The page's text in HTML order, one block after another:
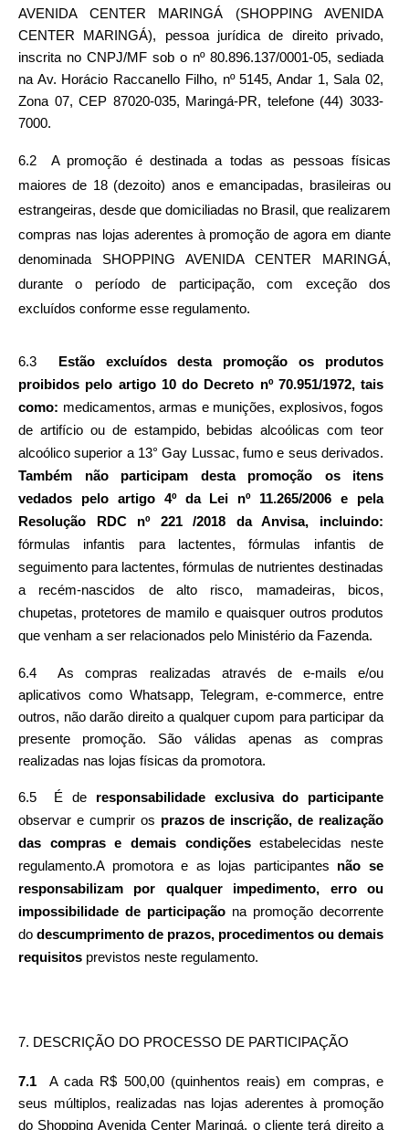
AVENIDA CENTER MARINGÁ (SHOPPING AVENIDA
CENTER MARINGÁ), pessoa jurídica de direito privado,
inscrita no CNPJ/MF sob o nº 80.896.137/0001-05, sediada
na Av. Horácio Raccanello Filho, nº 5145, Andar 1, Sala 02,
Zona 07, CEP 87020-035, Maringá-PR, telefone (44) 3033-
7000.
6.2  A promoção é destinada a todas as pessoas físicas
maiores de 18 (dezoito) anos e emancipadas, brasileiras ou
estrangeiras, desde que domiciliadas no Brasil, que realizarem
compras nas lojas aderentes à promoção de agora em diante
denominada SHOPPING AVENIDA CENTER MARINGÁ,
durante o período de participação, com exceção dos
excluídos conforme esse regulamento.
6.3
Estão excluídos desta promoção os produtos
proibidos pelo artigo 10 do Decreto nº 70.951/1972, tais
como: medicamentos, armas e munições, explosivos, fogos
de artifício ou de estampido, bebidas alcoólicas com teor
Também não participam desta promoção os itens
vedados pelo artigo 4º da Lei nº 11.265/2006 e pela
fórmulas infantis para lactentes, fórmulas infantis de
seguimento para lactentes, fórmulas de nutrientes destinadas
a recém-nascidos de alto risco, mamadeiras, bicos,
chupetas, protetores de mamilo e quaisquer outros produtos
que venham a ser relacionados pelo Ministério da Fazenda.
6.4  As compras realizadas através de e-mails e/ou
aplicativos como Whatsapp, Telegram, e-commerce, entre
outros, não darão direito a qualquer cupom para participar da
presente promoção. São válidas apenas as compras
realizadas nas lojas físicas da promotora.
6.5  É de
observar e cumprir os prazos de inscrição, de realização
das compras e demais condições estabelecidas neste
regulamento.A promotora e as lojas participantes não se
responsabilizam por qualquer impedimento, erro ou
impossibilidade de participação na promoção decorrente
do descumprimento de prazos, procedimentos ou demais
requisitos previstos neste regulamento.
7. DESCRIÇÃO DO PROCESSO DE PARTICIPAÇÃO
7.1 A cada R$ 500,00 (quinhentos reais) em compras, e
seus múltiplos, realizadas nas lojas aderentes à promoção
do Shopping Avenida Center Maringá, o cliente terá direito a